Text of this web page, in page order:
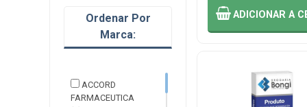
Ordenar Por
Marca:
ACCORD
FARMACEUTICA
ADICIONAR A